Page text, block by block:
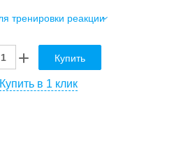
Купить
Купить в 1 клик